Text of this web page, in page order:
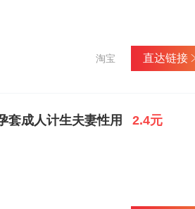
直达链接
淘宝
套成人计生夫妻性用 2.4元